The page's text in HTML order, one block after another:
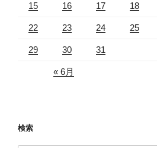
15 16 17 18
22 23 24 25
29 30 31
« 6月
検索